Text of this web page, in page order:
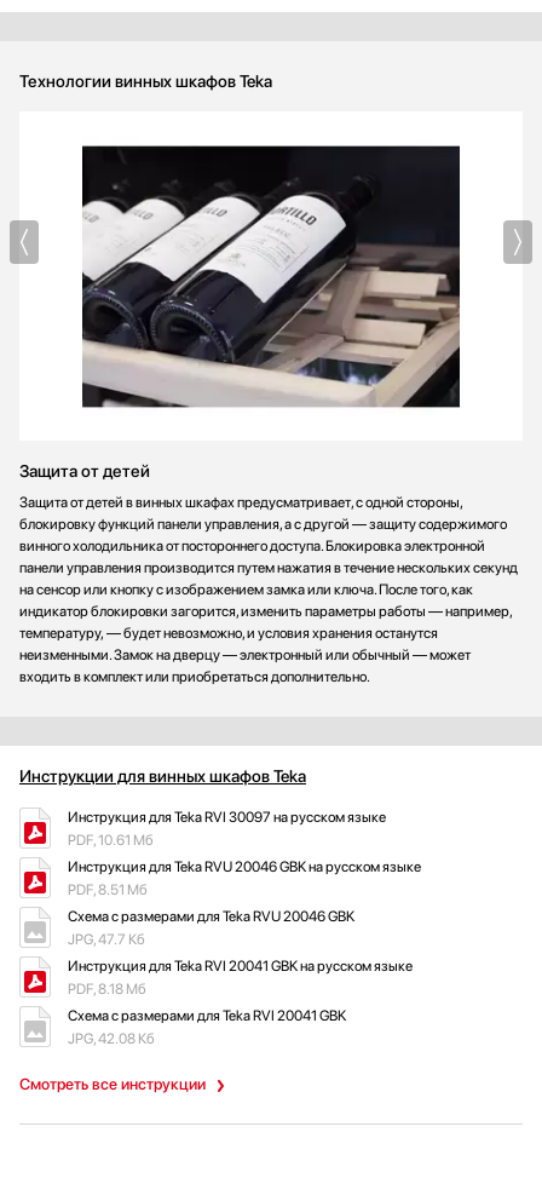
ты хочешь поменять расстановку мебели на кухне.
изысканной и организованной. Я настоятельно рекомендую
его всем любителям вина!
Технологии винных шкафов Teka
Защита от детей
Защита от детей в винных шкафах предусматривает, с одной стороны,
блокировку функций панели управления, а с другой — защиту содержимого
винного холодильника от постороннего доступа. Блокировка электронной
панели управления производится путем нажатия в течение нескольких секунд
на сенсор или кнопку с изображением замка или ключа. После того, как
индикатор блокировки загорится, изменить параметры работы — например,
температуру, — будет невозможно, и условия хранения останутся
неизменными. Замок на дверцу — электронный или обычный — может
входить в комплект или приобретаться дополнительно.
Инструкции для винных шкафов Teka
Смотреть все инструкции
Инструкция для Teka RVI 30097 на русском языке
PDF, 10.61 Мб
Инструкция для Teka RVU 20046 GBK на русском языке
PDF, 8.51 Мб
Схема с размерами для Teka RVU 20046 GBK
JPG, 47.7 Кб
Инструкция для Teka RVI 20041 GBK на русском языке
PDF, 8.18 Мб
Схема с размерами для Teka RVI 20041 GBK
JPG, 42.08 Кб